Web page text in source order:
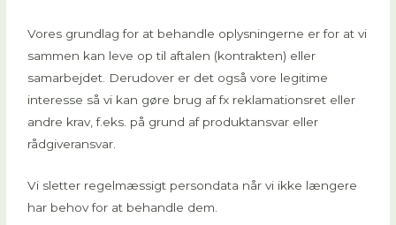
Vores grundlag for at behandle oplysningerne er for at vi
sammen kan leve op til aftalen (kontrakten) eller
samarbejdet. Derudover er det også vore legitime
interesse så vi kan gøre brug af fx reklamationsret eller
andre krav, f.eks. på grund af produktansvar eller
rådgiveransvar.
Vi sletter regelmæssigt persondata når vi ikke længere
har behov for at behandle dem.